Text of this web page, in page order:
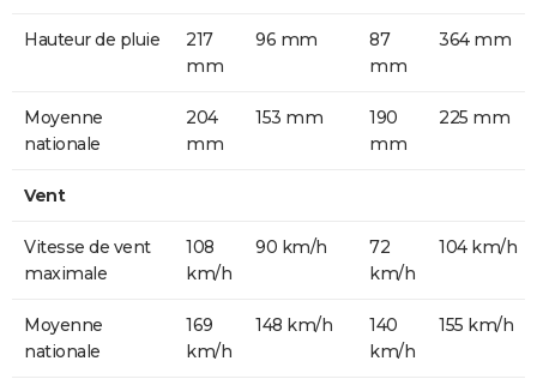
Hauteur de pluie
217
mm
96 mm
87
mm
364 mm
Moyenne
nationale
204
mm
153 mm
190
mm
225 mm
Vent
Vitesse de vent
maximale
108
km/h
90 km/h
72
km/h
104 km/h
Moyenne
nationale
169
km/h
148 km/h
140
km/h
155 km/h